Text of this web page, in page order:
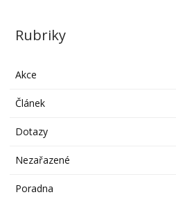
Rubriky
Akce
Článek
Dotazy
Nezařazené
Poradna